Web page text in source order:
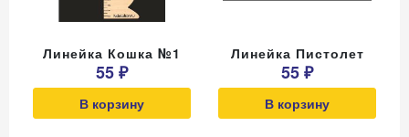
Линейка Кошка №1
55 ₽
В корзину
Линейка Пистолет
55 ₽
В корзину